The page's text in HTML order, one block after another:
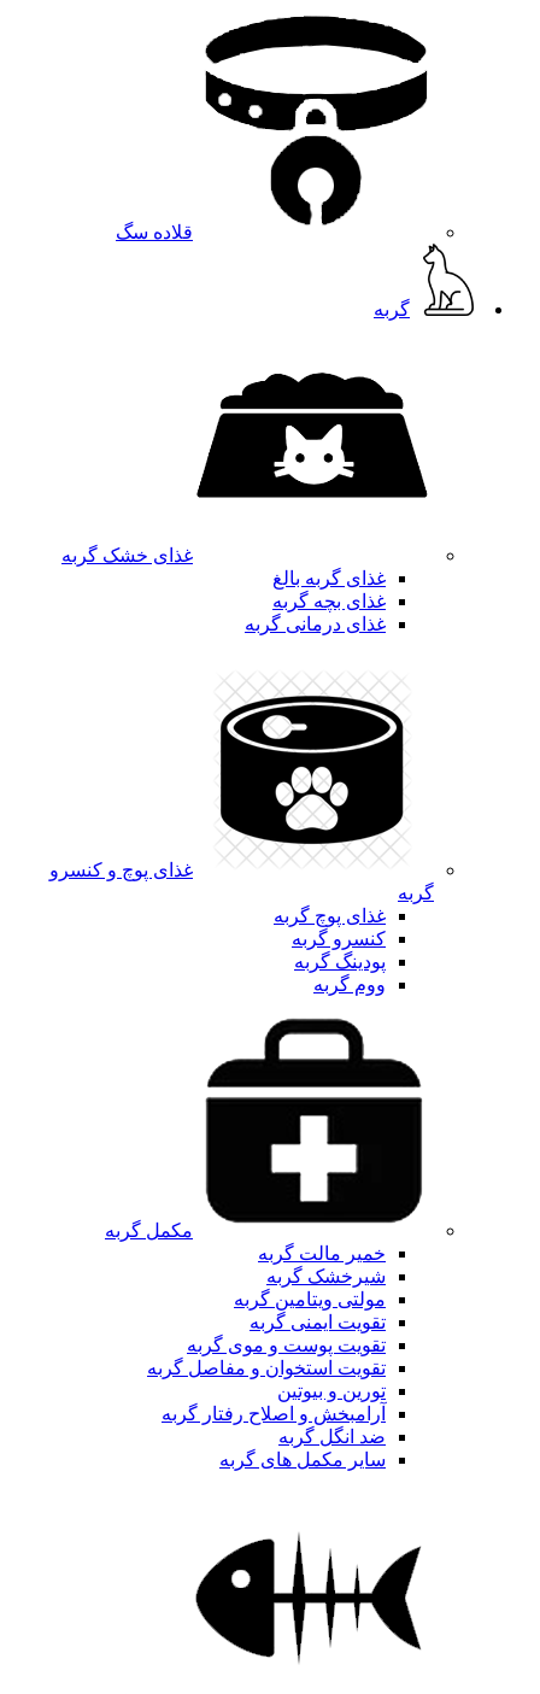
قلاده سگ
گربه
غذای خشک گربه
غذای گربه بالغ
غذای بچه گربه
غذای درمانی گربه
غذای پوچ و کنسرو
گربه
غذای پوچ گربه
کنسرو گربه
پودینگ گربه
ووم گربه
مکمل گربه
خمیر مالت گربه
شیرخشک گربه
مولتی ویتامین گربه
تقویت ایمنی گربه
تقویت پوست و موی گربه
تقویت استخوان و مفاصل گربه
تورین و بیوتین
آرامبخش و اصلاح رفتار گربه
ضد انگل گربه
سایر مکمل های گربه